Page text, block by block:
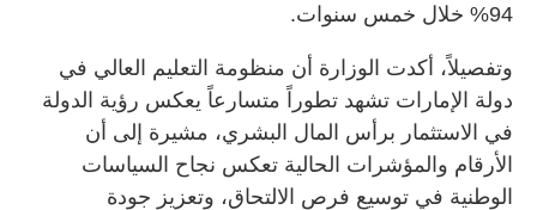
94% خلال خمس سنوات.
وتفصيلاً، أكدت الوزارة أن منظومة التعليم العالي في
دولة الإمارات تشهد تطوراً متسارعاً يعكس رؤية الدولة
في الاستثمار برأس المال البشري، مشيرة إلى أن
الأرقام والمؤشرات الحالية تعكس نجاح السياسات
الوطنية في توسيع فرص الالتحاق، وتعزيز جودة